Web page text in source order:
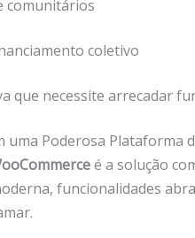
comunitários
coletivo
que necessite arrecadar
uma Poderosa Plataforma
é a solução
funcionalidades